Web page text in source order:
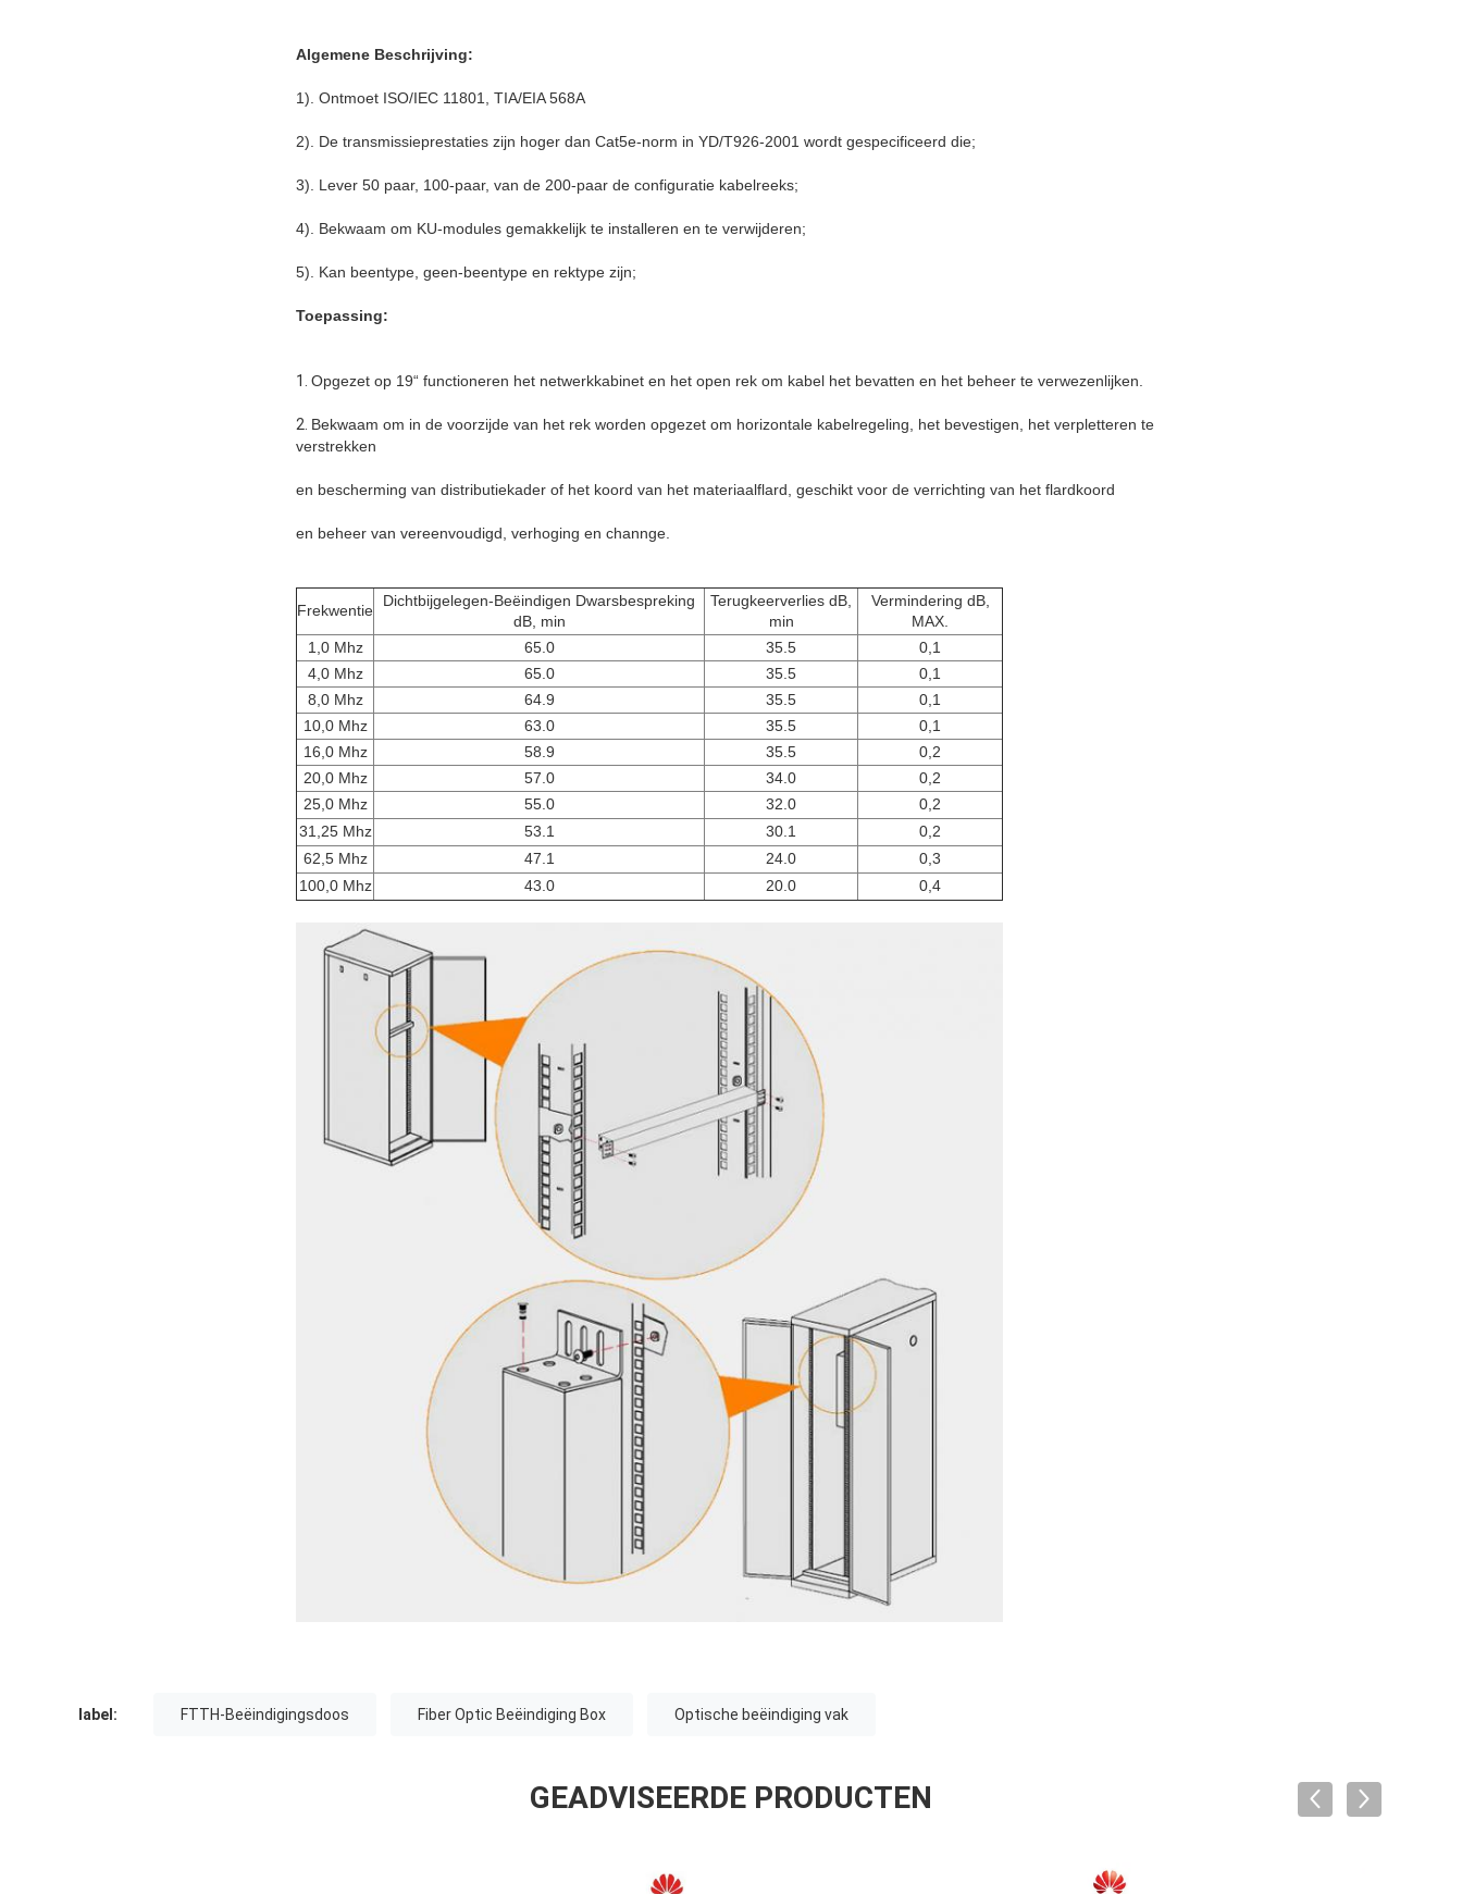
Algemene Beschrijving:
1). Ontmoet ISO/IEC 11801, TIA/EIA 568A
2). De transmissieprestaties zijn hoger dan Cat5e-norm in YD/T926-2001 wordt gespecificeerd die;
3). Lever 50 paar, 100-paar, van de 200-paar de configuratie kabelreeks;
4). Bekwaam om KU-modules gemakkelijk te installeren en te verwijderen;
5). Kan beentype, geen-beentype en rektype zijn;
Toepassing:
1. Opgezet op 19“ functioneren het netwerkkabinet en het open rek om kabel het bevatten en het beheer te verwezenlijken.
2. Bekwaam om in de voorzijde van het rek worden opgezet om horizontale kabelregeling, het bevestigen, het verpletteren te
verstrekken
en bescherming van distributiekader of het koord van het materiaalflard, geschikt voor de verrichting van het flardkoord
en beheer van vereenvoudigd, verhoging en channge.
Frekwentie
Dichtbijgelegen-Beëindigen Dwarsbespreking
dB, min
Terugkeerverlies dB,
min
Vermindering dB,
MAX.
1,0 Mhz
65.0 35.5
0,1
4,0 Mhz
65.0 35.5
0,1
8,0 Mhz
64.9 35.5
0,1
10,0 Mhz
63.0 35.5
0,1
16,0 Mhz
58.9 35.5
0,2
20,0 Mhz
57.0 34.0
0,2
25,0 Mhz
55.0 32.0
0,2
31,25 Mhz
53.1 30.1
0,2
62,5 Mhz
47.1 24.0
0,3
100,0 Mhz
43.0 20.0 0,4
label: FTTH-Beëindigingsdoos Fiber Optic Beëindiging Box Optische beëindiging vak
GEADVISEERDE PRODUCTEN